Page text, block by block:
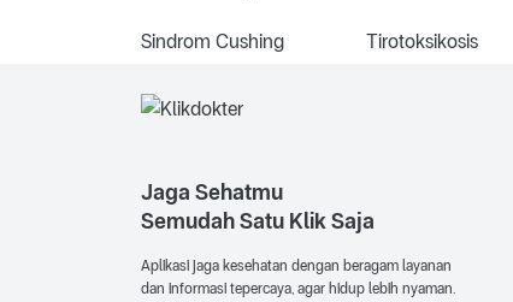
Sindrom Cushing Tirotoksikosis
Jaga Sehatmu
Semudah Satu Klik Saja
Aplikasi jaga kesehatan dengan beragam layanan
dan informasi tepercaya, agar hidup lebih nyaman.